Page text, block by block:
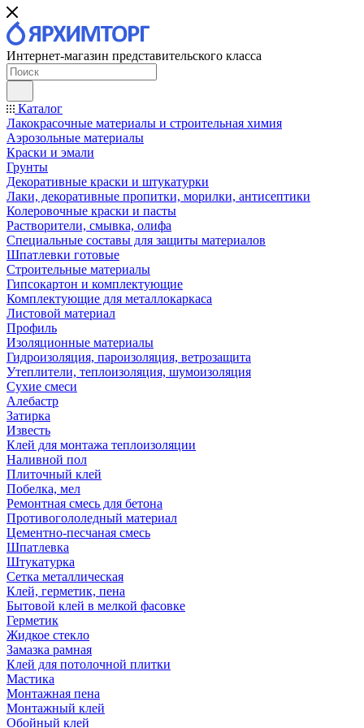
Интернет-магазин представительского класса
Каталог
Лакокрасочные материалы и строительная химия
Аэрозольные материалы
Краски и эмали
Грунты
Декоративные краски и штукатурки
Лаки, декоративные пропитки, морилки, антисептики
Колеровочные краски и пасты
Растворители, смывка, олифа
Специальные составы для защиты материалов
Шпатлевки готовые
Строительные материалы
Гипсокартон и комплектующие
Комплектующие для металлокаркаса
Листовой материал
Профиль
Изоляционные материалы
Гидроизоляция, пароизоляция, ветрозащита
Утеплители, теплоизоляция, шумоизоляция
Сухие смеси
Алебастр
Затирка
Известь
Клей для монтажа теплоизоляции
Наливной пол
Плиточный клей
Побелка, мел
Ремонтная смесь для бетона
Противогололедный материал
Цементно-песчаная смесь
Шпатлевка
Штукатурка
Сетка металлическая
Клей, герметик, пена
Бытовой клей в мелкой фасовке
Герметик
Жидкое стекло
Замазка рамная
Клей для потолочной плитки
Мастика
Монтажная пена
Монтажный клей
Обойный клей